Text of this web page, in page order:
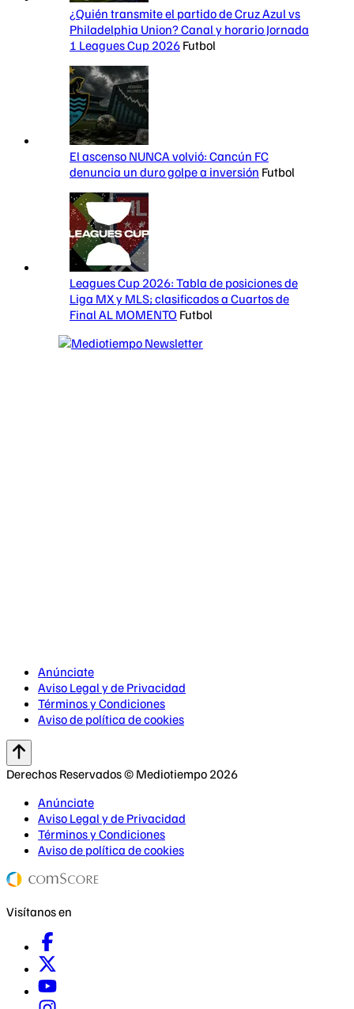
¿Quién transmite el partido de Cruz Azul vs
Philadelphia Union? Canal y horario Jornada
1 Leagues Cup 2026 Futbol
El ascenso NUNCA volvió: Cancún FC
denuncia un duro golpe a inversión Futbol
Leagues Cup 2026: Tabla de posiciones de
Liga MX y MLS; clasificados a Cuartos de
Final AL MOMENTO Futbol
Anúnciate
Aviso Legal y de Privacidad
Términos y Condiciones
Aviso de política de cookies
Derechos Reservados © Mediotiempo 2026
Anúnciate
Aviso Legal y de Privacidad
Términos y Condiciones
Aviso de política de cookies
Visítanos en